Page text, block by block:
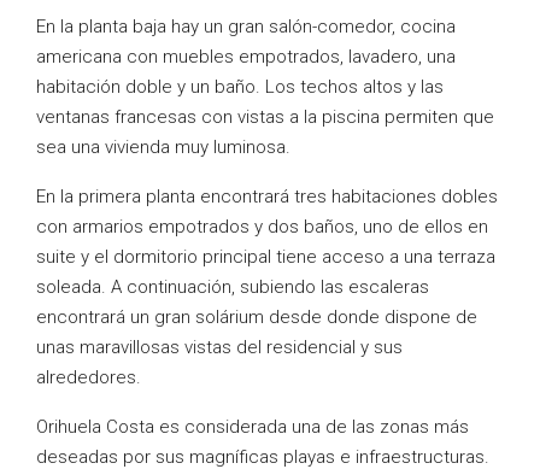
En la planta baja hay un gran salón-comedor, cocina
americana con muebles empotrados, lavadero, una
habitación doble y un baño. Los techos altos y las
ventanas francesas con vistas a la piscina permiten que
sea una vivienda muy luminosa.
En la primera planta encontrará tres habitaciones dobles
con armarios empotrados y dos baños, uno de ellos en
suite y el dormitorio principal tiene acceso a una terraza
soleada. A continuación, subiendo las escaleras
encontrará un gran solárium desde donde dispone de
unas maravillosas vistas del residencial y sus
alrededores.
Orihuela Costa es considerada una de las zonas más
deseadas por sus magníficas playas e infraestructuras.